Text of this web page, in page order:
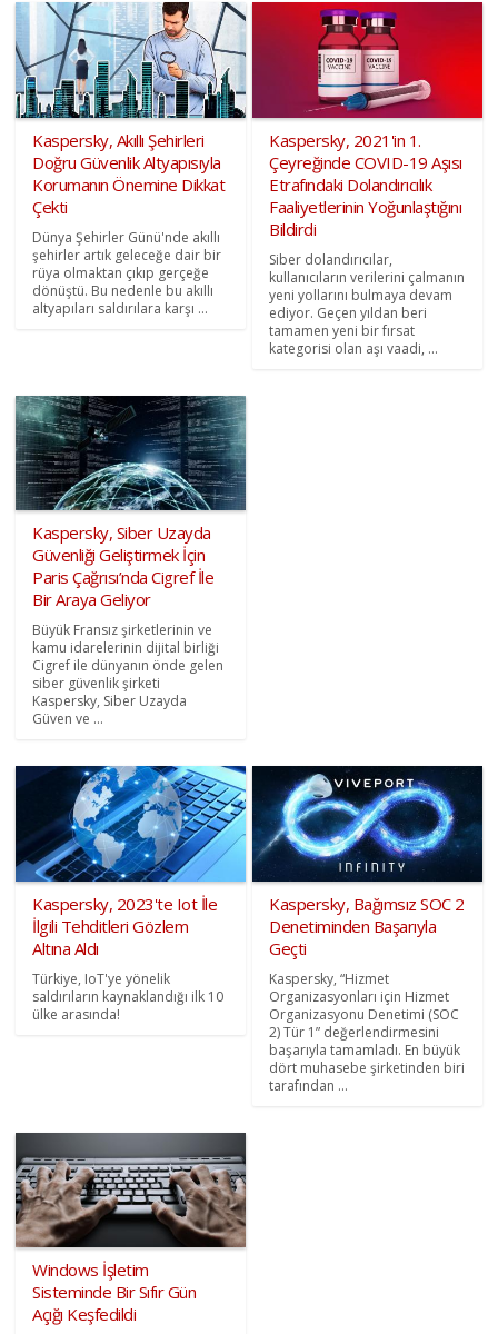
Kaspersky, Akıllı Şehirleri
Doğru Güvenlik Altyapısıyla
Korumanın Önemine Dikkat
Çekti
Dünya Şehirler Günü'nde akıllı
şehirler artık geleceğe dair bir
rüya olmaktan çıkıp gerçeğe
dönüştü. Bu nedenle bu akıllı
altyapıları saldırılara karşı ...
Kaspersky, 2021'in 1.
Çeyreğinde COVID-19 Aşısı
Etrafındaki Dolandırıcılık
Faaliyetlerinin Yoğunlaştığını
Bildirdi
Siber dolandırıcılar,
kullanıcıların verilerini çalmanın
yeni yollarını bulmaya devam
ediyor. Geçen yıldan beri
tamamen yeni bir fırsat
kategorisi olan aşı vaadi, ...
Kaspersky, Siber Uzayda
Güvenliği Geliştirmek İçin
Paris Çağrısı’nda Cigref İle
Bir Araya Geliyor
Büyük Fransız şirketlerinin ve
kamu idarelerinin dijital birliği
Cigref ile dünyanın önde gelen
siber güvenlik şirketi
Kaspersky, Siber Uzayda
Güven ve ...
Kaspersky, 2023'te Iot İle
İlgili Tehditleri Gözlem
Altına Aldı
Türkiye, IoT'ye yönelik
saldırıların kaynaklandığı ilk 10
ülke arasında!
Kaspersky, Bağımsız SOC 2
Denetiminden Başarıyla
Geçti
Kaspersky, “Hizmet
Organizasyonları için Hizmet
Organizasyonu Denetimi (SOC
2) Tür 1” değerlendirmesini
başarıyla tamamladı. En büyük
dört muhasebe şirketinden biri
tarafından ...
Windows İşletim
Sisteminde Bir Sıfır Gün
Açığı Keşfedildi